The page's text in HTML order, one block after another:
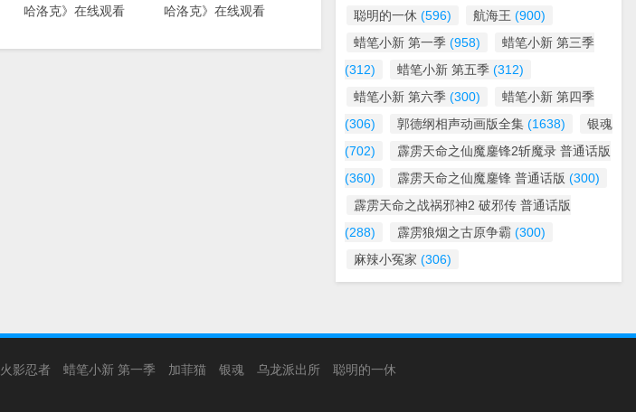
哈洛克》在线观看
哈洛克》在线观看
聪明的一休 (596) 航海王 (900)
蜡笔小新 第一季 (958)
蜡笔小新 第三季
(312)
蜡笔小新 第五季 (312)
蜡笔小新 第六季 (300)
蜡笔小新 第四季
(306)
郭德纲相声动画版全集 (1638)
银魂
(702)
霹雳天命之仙魔鏖锋2斩魔录 普通话版
(360)
霹雳天命之仙魔鏖锋 普通话版 (300)
霹雳天命之战祸邪神2 破邪传 普通话版
(288)
霹雳狼烟之古原争霸 (300)
麻辣小冤家 (306)
火影忍者 蜡笔小新 第一季 加菲猫 银魂 乌龙派出所 聪明的一休